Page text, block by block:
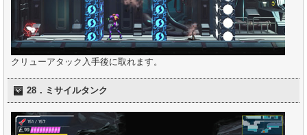
クリューアタック入手後に取れます。
28．ミサイルタンク